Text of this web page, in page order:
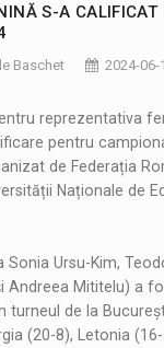
S-A CALIFICAT
Baschet 2024-06-
reprezentativa
pentru
de Federația
Naționale de
Ursu-Kim,
Andreea Mititelu) a
turneul de la
(20-8), Letonia